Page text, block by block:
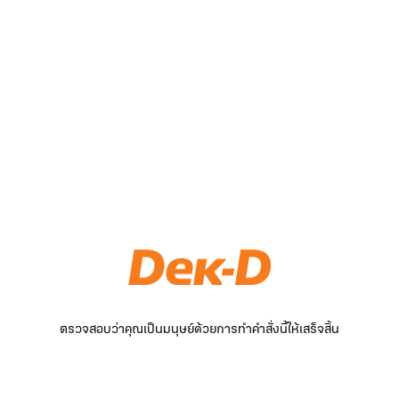
ตรวจสอบว่าคุณเป็นมนุษย์ด้วยการทำคำสั่งนี้ให้เสร็จสิ้น